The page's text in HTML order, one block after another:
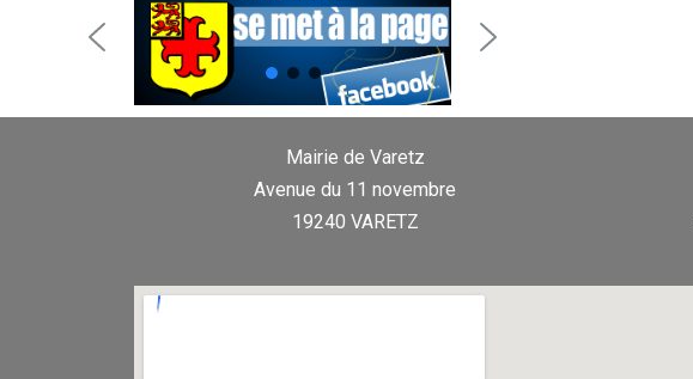
Mairie de Varetz
Avenue du 11 novembre
19240 VARETZ